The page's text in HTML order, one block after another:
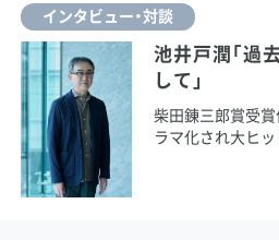
インタビュー・対談
池井戸潤「過
して」
柴田錬三郎賞受
ラマ化され大ヒ